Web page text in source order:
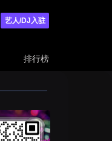
艺人/DJ入驻
排行榜